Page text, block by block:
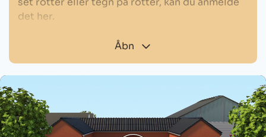
Åbn
det her.
Adressen hvor rotterne eller spor herefter er
observeret
En kort kommentar til rottefængeren,
beskriv hvor du har set rotterne
Udfyld felterne i anmeldelsen med dit dit